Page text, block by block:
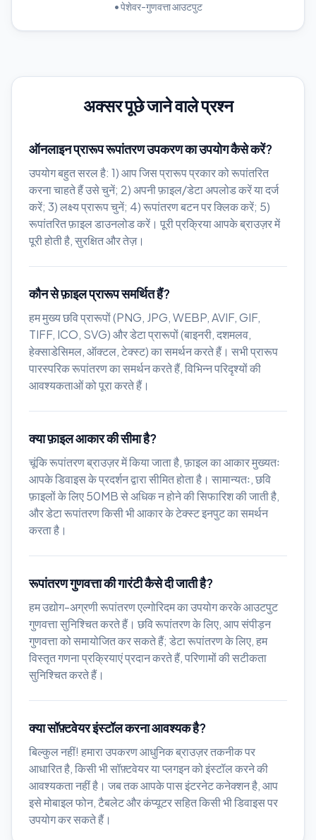
•पेशेवर-गुणवत्ता आउटपुट
अक्सर पूछे जाने वाले प्रश्न
ऑनलाइन प्रारूप रूपांतरण उपकरण का उपयोग कैसे करें?
उपयोग बहुत सरल है: 1) आप जिस प्रारूप प्रकार को रूपांतरित
करना चाहते हैं उसे चुनें; 2) अपनी फ़ाइल/डेटा अपलोड करें या दर्ज
करें; 3) लक्ष्य प्रारूप चुनें; 4) रूपांतरण बटन पर क्लिक करें; 5)
रूपांतरित फ़ाइल डाउनलोड करें। पूरी प्रक्रिया आपके ब्राउज़र में
पूरी होती है, सुरक्षित और तेज़।
कौन से फ़ाइल प्रारूप समर्थित हैं?
हम मुख्य छवि प्रारूपों (PNG, JPG, WEBP, AVIF, GIF,
TIFF, ICO, SVG) और डेटा प्रारूपों (बाइनरी, दशमलव,
हेक्साडेसिमल, ऑक्टल, टेक्स्ट) का समर्थन करते हैं। सभी प्रारूप
पारस्परिक रूपांतरण का समर्थन करते हैं, विभिन्न परिदृश्यों की
आवश्यकताओं को पूरा करते हैं।
क्या फ़ाइल आकार की सीमा है?
चूंकि रूपांतरण ब्राउज़र में किया जाता है, फ़ाइल का आकार मुख्यतः
आपके डिवाइस के प्रदर्शन द्वारा सीमित होता है। सामान्यतः, छवि
फ़ाइलों के लिए 50MB से अधिक न होने की सिफारिश की जाती है,
और डेटा रूपांतरण किसी भी आकार के टेक्स्ट इनपुट का समर्थन
करता है।
रूपांतरण गुणवत्ता की गारंटी कैसे दी जाती है?
हम उद्योग-अग्रणी रूपांतरण एल्गोरिदम का उपयोग करके आउटपुट
गुणवत्ता सुनिश्चित करते हैं। छवि रूपांतरण के लिए, आप संपीड़न
गुणवत्ता को समायोजित कर सकते हैं; डेटा रूपांतरण के लिए, हम
विस्तृत गणना प्रक्रियाएं प्रदान करते हैं, परिणामों की सटीकता
सुनिश्चित करते हैं।
क्या सॉफ़्टवेयर इंस्टॉल करना आवश्यक है?
बिल्कुल नहीं! हमारा उपकरण आधुनिक ब्राउज़र तकनीक पर
आधारित है, किसी भी सॉफ़्टवेयर या प्लगइन को इंस्टॉल करने की
आवश्यकता नहीं है। जब तक आपके पास इंटरनेट कनेक्शन है, आप
इसे मोबाइल फोन, टैबलेट और कंप्यूटर सहित किसी भी डिवाइस पर
उपयोग कर सकते हैं।